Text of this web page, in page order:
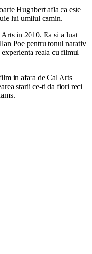
Hughbert afla ca este
lui umilul camin.
in 2010. Ea si-a luat
Poe pentru tonul narativ
reala cu filmul
in afara de Cal Arts
starii ce-ti da fiori reci